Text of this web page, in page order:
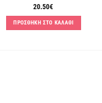
20.50€
ΠΡΟΣΘΗΚΗ ΣΤΟ ΚΑΛΑΘΙ